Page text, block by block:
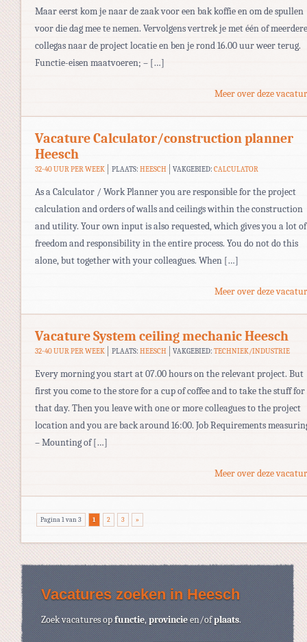
Maar eerst kom je naar de zaak voor een bak koffie en om de spullen
voor die dag mee te nemen. Vervolgens vertrek je met één of meerdere
collegas naar de project locatie en ben je rond 16.00 uur weer terug.
Functie-eisen maatvoeren; – […]
Meer over deze
Vacature Calculator/construction planner
Heesch
32-40 UUR PER WEEK PLAATS: HEESCH VAKGEBIED:CALCULATOR
As a Calculator / Work Planner you are responsible for the project
calculation and orders of walls and ceilings within the construction
and utility. Your own input is also requested, which gives you a lot of
freedom and responsibility in the entire process. You do not do this
alone, but together with your colleagues. When […]
Meer over deze
Vacature System ceiling mechanic Heesch
32-40 UUR PER WEEK PLAATS: HEESCH VAKGEBIED:TECHNIEK/INDUSTRIE
Every morning you start at 07.00 hours on the relevant project. But
first you come to the store for a cup of coffee and to take the stuff for
that day. Then you leave with one or more colleagues to the project
location and you are back around 16:00. Job Requirements
– Mounting of […]
Meer over deze
Pagina 1 van 3 1 2 3 »
Vacatures zoeken in Heesch
Zoek vacatures opfunctie,provincieen/ofplaats.